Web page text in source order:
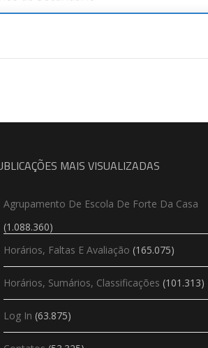
MAIS VISUALIZADAS
Agrupamento De Escola De Forte Da Casa
(1.088.360)
Horários, Faltas E Avaliação (165.075)
Horários, Sumários, Classificações (101.313)
Log In (63.875)